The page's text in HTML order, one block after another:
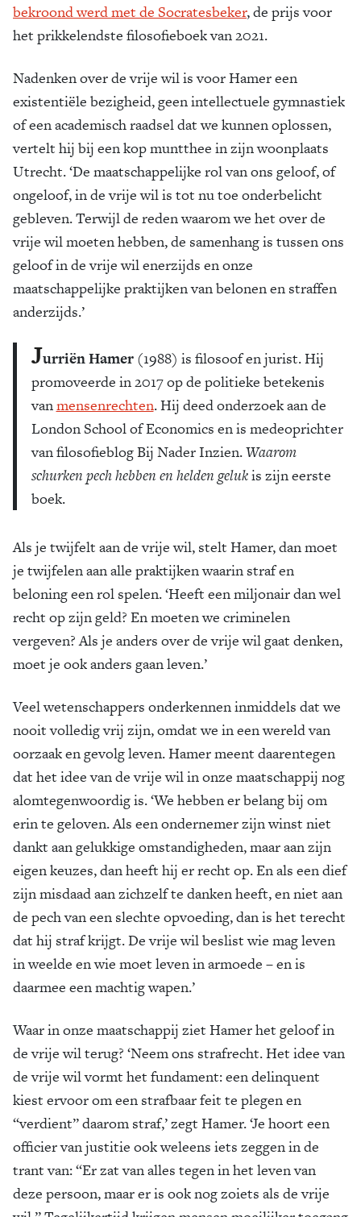
bekroond werd met de Socrates­beker, de prijs voor
het prikkelendste filosofieboek van 2021.
Nadenken over de vrije wil is voor Hamer een
existentiële bezigheid, geen intellectuele gymnastiek
of een academisch raadsel dat we kunnen oplossen,
vertelt hij bij een kop muntthee in zijn woonplaats
Utrecht. ‘De maatschappelijke rol van ons geloof, of
ongeloof, in de vrije wil is tot nu toe onderbelicht
gebleven. Terwijl de reden waarom we het over de
vrije wil moeten hebben, de samenhang is tussen ons
geloof in de vrije wil enerzijds en onze
maatschappelijke praktijken van belonen en straffen
anderzijds.’
Jurriën Hamer(1988) is filosoof en jurist. Hij
promoveerde in 2017 op de politieke betekenis
vanmensenrechten. Hij deed onderzoek aan de
London School of Economics en is medeoprichter
van filosofieblog Bij Nader Inzien.Waarom
schurken pech hebben en helden gelukis zijn eerste
boek.
Als je twijfelt aan de vrije wil, stelt Hamer, dan moet
je twijfelen aan alle praktijken waarin straf en
beloning een rol spelen. ‘Heeft een miljonair dan wel
recht op zijn geld? En moeten we criminelen
vergeven? Als je anders over de vrije wil gaat denken,
moet je ook anders gaan leven.’
Veel wetenschappers onderkennen inmiddels dat we
nooit volledig vrij zijn, omdat we in een wereld van
oorzaak en gevolg leven. Hamer meent daarentegen
dat het idee van de vrije wil in onze maatschappij nog
alomtegenwoordig is. ‘We hebben er belang bij om
erin te geloven. Als een ondernemer zijn winst niet
dankt aan gelukkige omstandigheden, maar aan zijn
eigen keuzes, dan heeft hij er recht op. En als een dief
zijn misdaad aan zichzelf te danken heeft, en niet aan
de pech van een slechte opvoeding, dan is het terecht
dat hij straf krijgt. De vrije wil beslist wie mag leven
in weelde en wie moet leven in ­armoede – en is
daarmee een machtig wapen.’
Waar in onze maatschappij ziet Hamer het geloof in
de vrije wil terug? ‘Neem ons strafrecht. Het idee van
de vrije wil vormt het fundament: een delinquent
kiest ervoor om een strafbaar feit te plegen en
“verdient” daarom straf,’ zegt Hamer. ‘Je hoort een
officier van justitie ook weleens iets zeggen in de
trant van: “Er zat van alles tegen in het leven van
deze persoon, maar er is ook nog zoiets als de vrije